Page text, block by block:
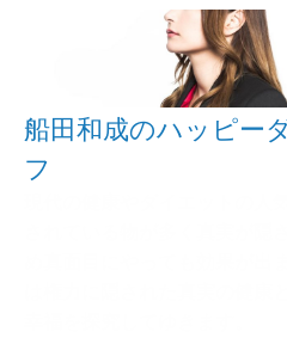
船田和成のハッピー
フ